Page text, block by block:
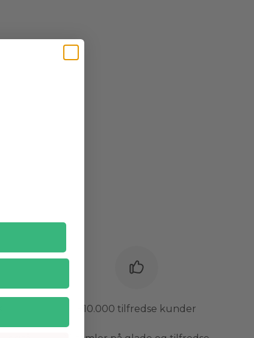
+10.000 tilfredse kunder